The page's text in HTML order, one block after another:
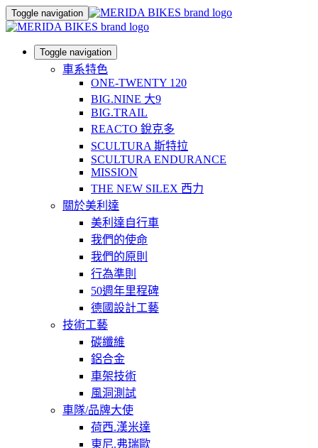
Toggle navigation
Toggle navigation
車系特色
ONE-TWENTY 120
BIG.NINE 大9
BIG.TRAIL
REACTO 銳克多
SCULTURA 斯特拉
SCULTURA ENDURANCE
MISSION
THE NEW SILEX 西力
關於美利達
美利達自行車
我們的使命
我們的原則
行為準則
50週年里程碑
德國設計工藝
技術工藝
碳纖維
鋁合金
車架技術
風洞測試
車隊/品牌大使
荷西.漢米達
東尼.弗瑞歐